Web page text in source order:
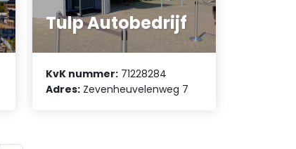
Tulp Autobedrijf
KvK nummer: 71228284
Adres: Zevenheuvelenweg 7